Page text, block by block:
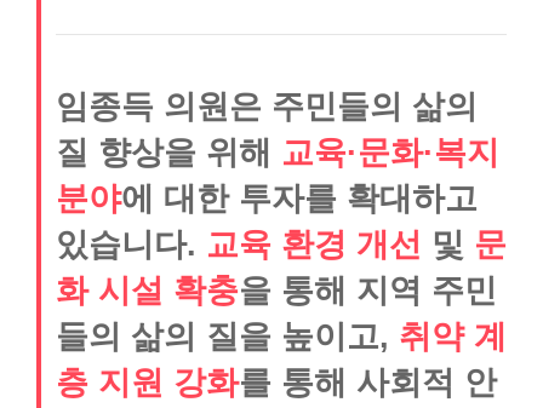
임종득 의원은 주민들의 삶의
질 향상을 위해 교육·문화·복지
분야에 대한 투자를 확대하고
있습니다. 교육 환경 개선 및 문
화 시설 확충을 통해 지역 주민
들의 삶의 질을 높이고, 취약 계
층 지원 강화를 통해 사회적 안